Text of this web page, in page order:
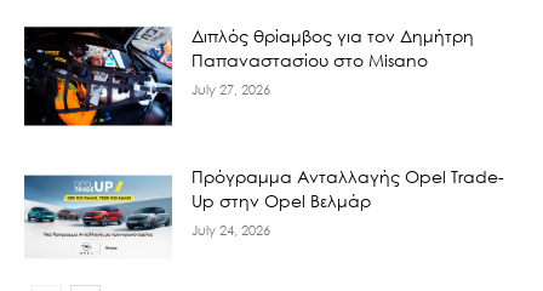
Διπλός θρίαμβος για τον Δημήτρη
Παπαναστασίου στο Misano
July 27, 2026
Πρόγραμμα Ανταλλαγής Opel Trade-
Up στην Opel Βελμάρ
July 24, 2026